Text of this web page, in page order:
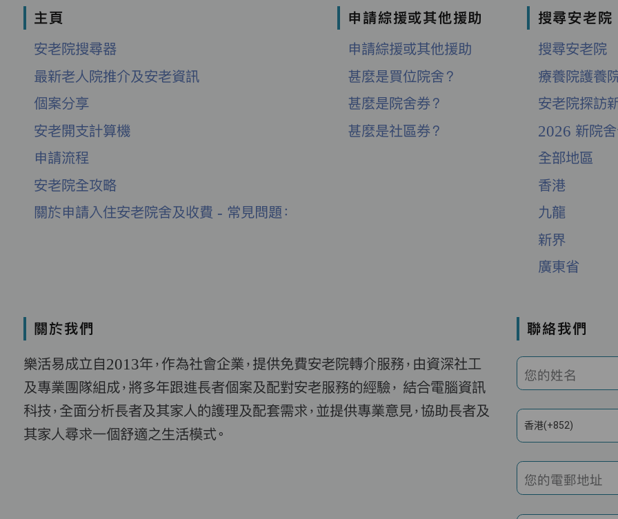
主頁
安老院搜尋器
最新老人院推介及安老資訊
個案分享
安老開支計算機
申請流程
安老院全攻略
關於申請入住安老院舍及收費 - 常見問題：
申請綜援或其他援助
申請綜援或其他援助
甚麼是買位院舍？
甚麼是院舍券？
甚麼是社區券？
搜尋安老院
搜尋安老院
療養院護養
安老院探訪
2026 新院
全部地區
香港
九龍
新界
廣東省
關於我們
樂活易成立自2013年，作為社會企業，提供免費安老院轉介服務，由資深社工
及專業團隊組成，將多年跟進長者個案及配對安老服務的經驗， 結合電腦資訊
科技，全面分析長者及其家人的護理及配套需求，並提供專業意見，協助長者及
其家人尋求一個舒適之生活模式。
聯絡我們
您的姓名
香港(+852)
您的電郵地址